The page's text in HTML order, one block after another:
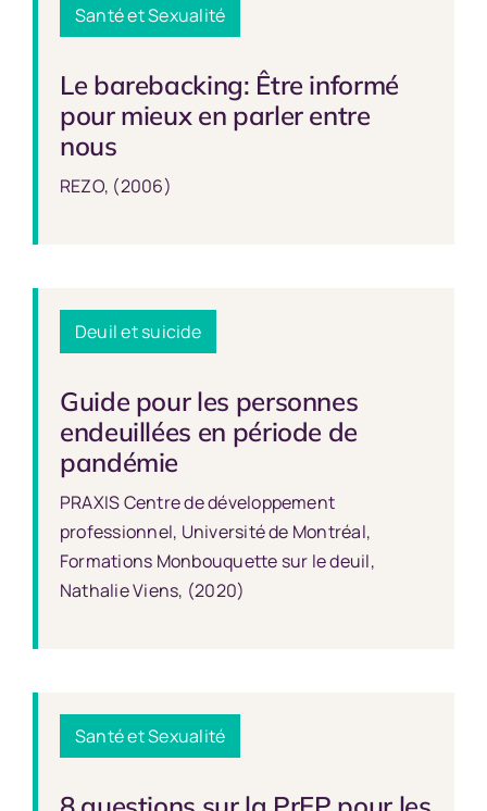
Santé et Sexualité
Le barebacking: Être informé
pour mieux en parler entre
nous
REZO, (2006)
Deuil et suicide
Guide pour les personnes
endeuillées en période de
pandémie
PRAXIS Centre de développement
professionnel, Université de Montréal,
Formations Monbouquette sur le deuil,
Nathalie Viens, (2020)
Santé et Sexualité